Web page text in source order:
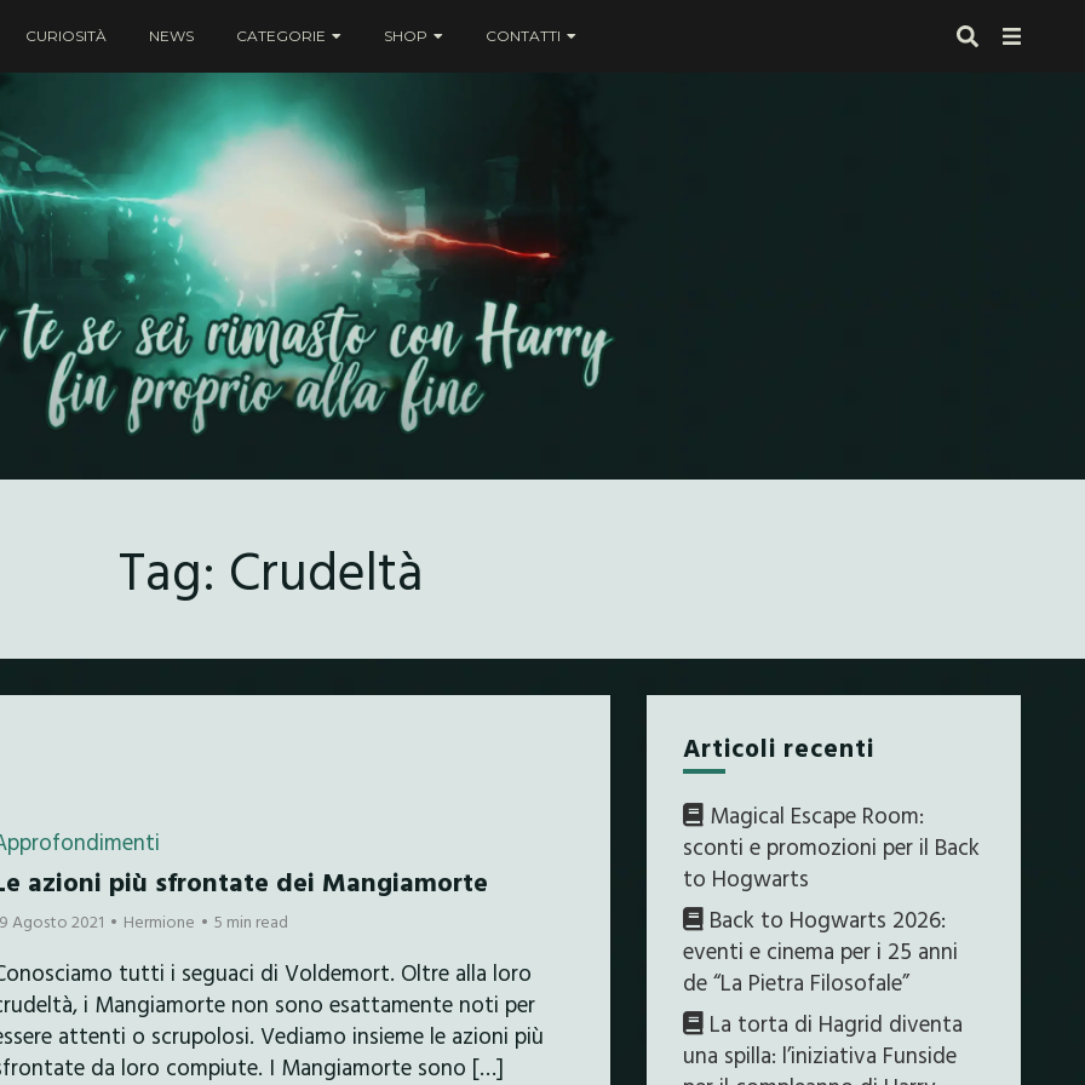
CURIOSITÀ NEWS CATEGORIE SHOP CONTATTI
rimasto con Harry fin proprio alla fine
Tag: Crudeltà
azioni più sfrontate dei Mangiamorte
Agosto 2021 Hermione 5 min read
tutti i seguaci di Voldemort. Oltre alla loro
i Mangiamorte non sono esattamente noti per
attenti o scrupolosi. Vediamo insieme le azioni più
da loro compiute. I Mangiamorte sono […]
Articoli recenti
Magical Escape Room:
sconti e promozioni per il Back
to Hogwarts
Back to Hogwarts 2026:
eventi e cinema per i 25 anni
de “La Pietra Filosofale”
La torta di Hagrid diventa
una spilla: l’iniziativa Funside